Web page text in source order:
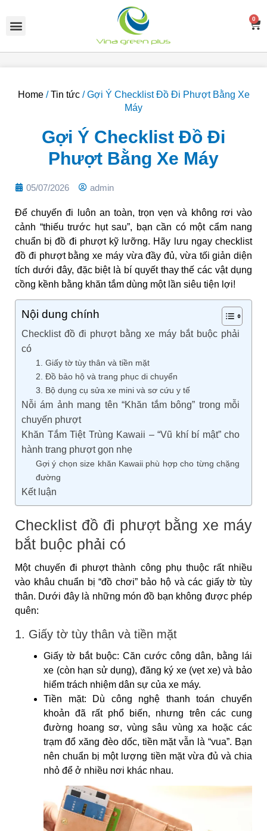
Skip
to
content
Menu 0
Home/Tin tức/ Gợi Ý Checklist Đồ Đi Phượt Bằng Xe
Máy
Gợi Ý Checklist Đồ Đi
Phượt Bằng Xe Máy
05/07/2026 admin
Để chuyến đi luôn an toàn, trọn vẹn và không rơi vào
cảnh “thiếu trước hụt sau”, bạn cần có một cẩm nang
chuẩn bị đồ đi phượt kỹ lưỡng. Hãy lưu ngay checklist
đồ đi phượt bằng xe máy vừa đầy đủ, vừa tối giản diện
tích dưới đây, đặc biệt là bí quyết thay thế các vật dụng
cồng kềnh bằng khăn tắm dùng một lần siêu tiện lợi!
Nội dung chính
Checklist đồ đi phượt bằng xe máy bắt buộc phải
có
1. Giấy tờ tùy thân và tiền mặt
2. Đồ bảo hộ và trang phục di chuyển
3. Bộ dụng cụ sửa xe mini và sơ cứu y tế
Nỗi ám ảnh mang tên “Khăn tắm bông” trong mỗi
chuyến phượt
Khăn Tắm Tiệt Trùng Kawaii – “Vũ khí bí mật” cho
hành trang phượt gọn nhẹ
Gợi ý chọn size khăn Kawaii phù hợp cho từng chặng
đường
Kết luận
Checklist đồ đi phượt bằng xe máy
bắt buộc phải có
Một chuyến đi phượt thành công phụ thuộc rất nhiều
vào khâu chuẩn bị “đồ chơi” bảo hộ và các giấy tờ tùy
thân. Dưới đây là những món đồ bạn không được phép
quên:
1. Giấy tờ tùy thân và tiền mặt
Giấy tờ bắt buộc: Căn cước công dân, bằng lái
xe (còn hạn sử dụng), đăng ký xe (vẹt xe) và bảo
hiểm trách nhiệm dân sự của xe máy.
Tiền mặt: Dù công nghệ thanh toán chuyển
khoản đã rất phổ biến, nhưng trên các cung
đường hoang sơ, vùng sâu vùng xa hoặc các
trạm đổ xăng đèo dốc, tiền mặt vẫn là “vua”. Bạn
nên chuẩn bị một lượng tiền mặt vừa đủ và chia
nhỏ để ở nhiều nơi khác nhau.